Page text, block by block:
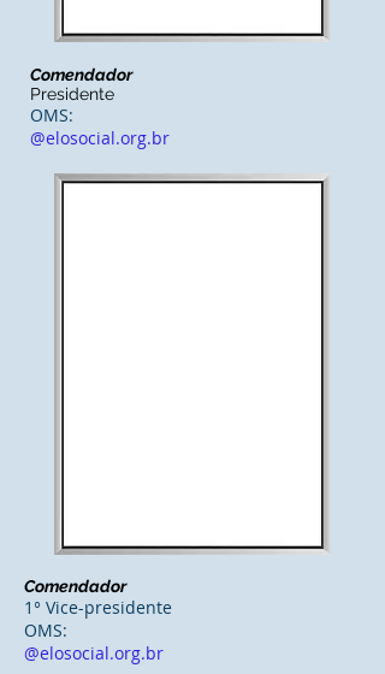
Comendador
Presidente
OMS:
@elosocial.org.br
Comendador
1° Vice-presidente
OMS:
@elosocial.org.br